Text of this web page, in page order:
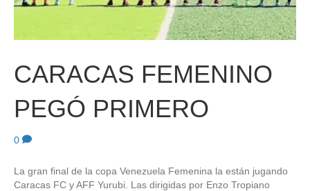
CARACAS FEMENINO
PEGÓ PRIMERO
0
La gran final de la copa Venezuela Femenina la están jugando
Caracas FC y AFF Yurubi. Las dirigidas por Enzo Tropiano